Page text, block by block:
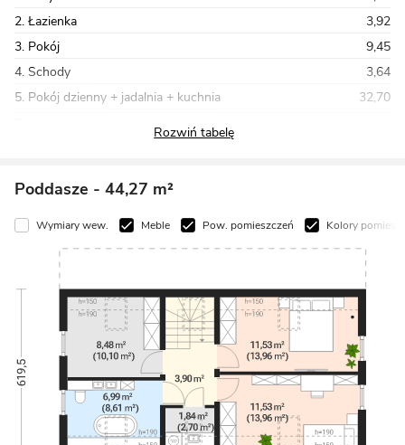
2. Łazienka
3,92
3. Pokój
9,45
4. Schody
3,64
5. Pokój dzienny + jadalnia + kuchnia
32,70
Poddasze - 44,27 m²
Wymiary wew. Meble Pow. pomieszczeń Kolory